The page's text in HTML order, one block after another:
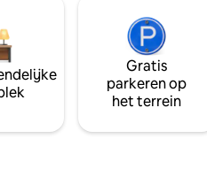
Gratis
parkeren op
het terrein